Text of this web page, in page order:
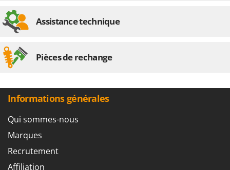
P
Palumbo Pavi
Paterlini
Philips
Pramac
Prismafood
R
R.G.V.
Assistance technique
Pièces de rechange
Informations générales
Qui sommes-nous
Marques
Recrutement
Affiliation